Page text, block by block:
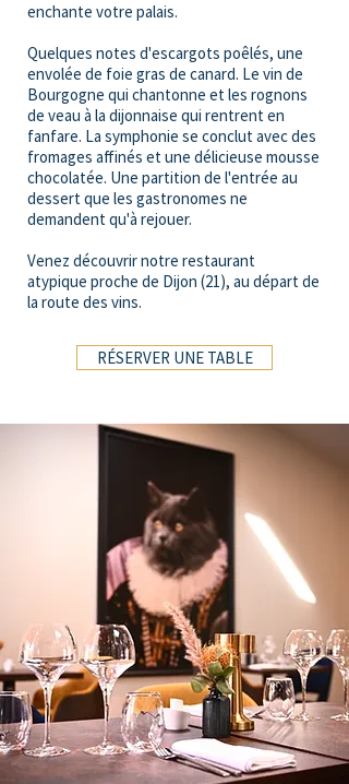
en est la preuve.
Idéalement situé, il est à deux pas de la
capitale desgrands Ducs de Bourgogne,
ainsi que de laroute des grands crus.
Notre Chef se fera une joie de vous faire
découvrir sesplats typiques et régionaux
revisités.
DÉCOUVRIR LA CARTE
enchante votre palais.
Quelques notes d'escargots poêlés, une
envolée de foie gras de canard. Le vin de
Bourgogne qui chantonne et les rognons
de veau à la dijonnaise qui rentrent en
fanfare. La symphonie se conclut avec des
fromages affinés et une délicieuse mousse
chocolatée. Une partition de l'entrée au
dessert que les gastronomes ne
demandent qu'à rejouer.
Venez découvrir notre restaurant
atypique proche de Dijon (21), au départ de
la route des vins.
RÉSERVER UNE TABLE